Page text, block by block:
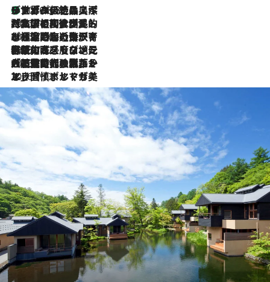
2026.8.8
リスボンの絶品スイーツ「パステル・デ・ナタ」とは？ポルトガル伝統の奥深い世界へ
2026.7.27
「私の祖国はポルトガル語です」国民的詩人フェルナンド・ペソアと、彼が愛した文学の街を歩く
2026.7.26
ポルトガル近海が育む極上の海の幸。キリリと冷えた白ワインと愉しむ、シーフード専門店の贅沢
2026.7.22
伝統の味をモダンに昇華。高感度な地元客が集う、リスボンの最旬ガストロノミー
2026.7.21
大航海時代の栄華から、震災、独裁、そして革命へ。ポルトガル・首都リスボンの石畳に刻まれた「歴史の光と影」
2026.7.13
エッセイ・ヤマザキマリ「慎ましくも美しき国 ポルトガル」